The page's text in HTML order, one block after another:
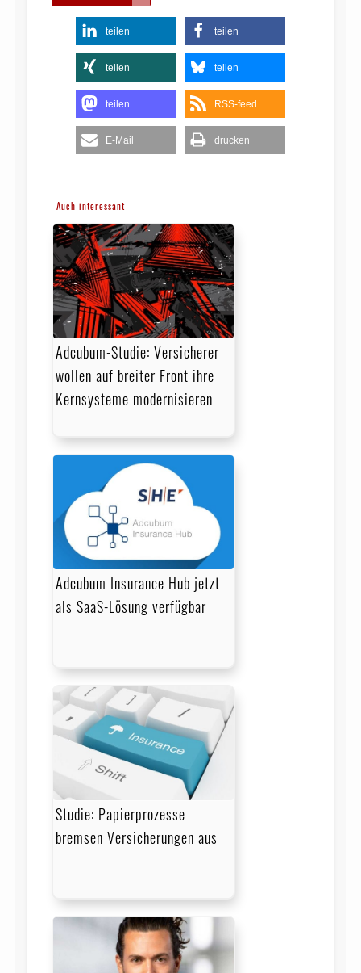
teilen teilen
teilen teilen
teilen RSS-feed
E-Mail drucken
Auch interessant
Adcubum-Studie: Versicherer
wollen auf breiter Front ihre
Kernsysteme modernisieren
Adcubum Insurance Hub jetzt
als SaaS-Lösung verfügbar
Studie: Papierprozesse
bremsen Versicherungen aus